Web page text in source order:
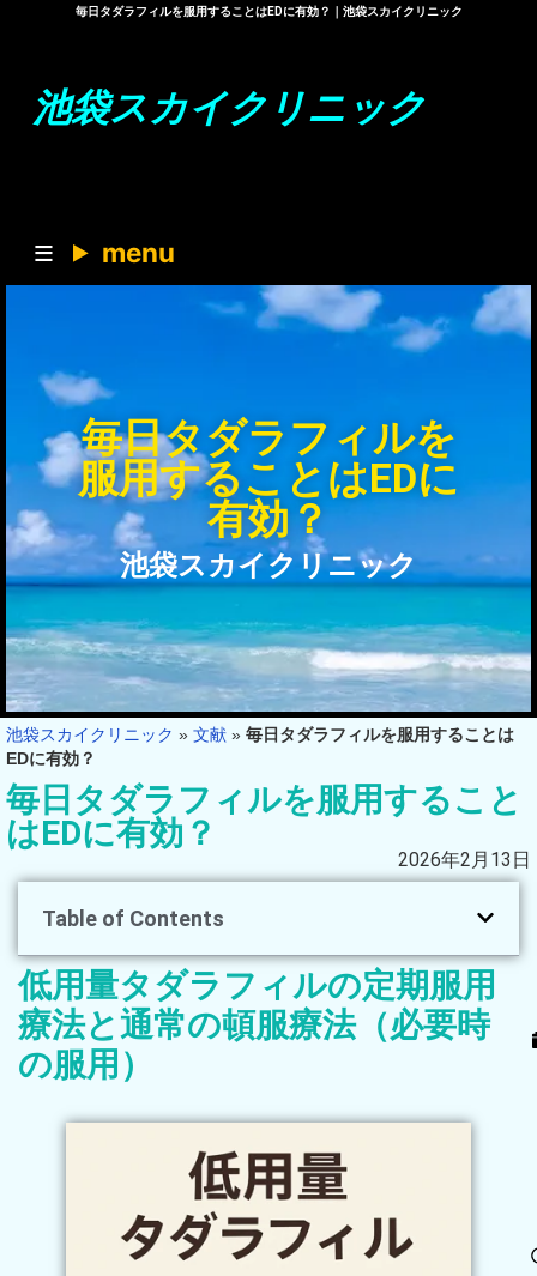
毎日タダラフィルを服用することはEDに有効？｜池袋スカイクリニック
池袋スカイクリニック
menu
毎日タダラフィルを
服用することはEDに
有効？
池袋スカイクリニック
池袋スカイクリニック » 文献 » 毎日タダラフィルを服用することは
EDに有効？
毎日タダラフィルを服用すること
はEDに有効？
2026年2月13日
Table of Contents
低用量タダラフィルの定期服用
療法と通常の頓服療法（必要時
の服用）